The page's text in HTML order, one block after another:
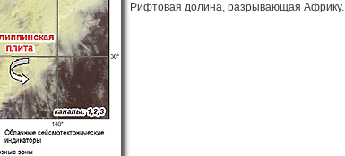
Рифтовая долина, разрывающая Африку.